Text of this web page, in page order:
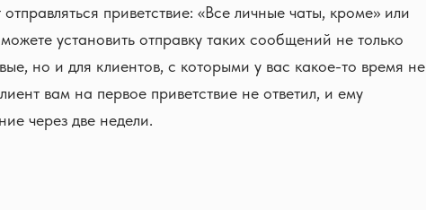
приветствие: «Все личные чаты, кроме» или
установить отправку таких сообщений не только
но и для клиентов, с которыми у вас какое-то время не
вам на первое приветствие не ответил, и ему
через две недели.